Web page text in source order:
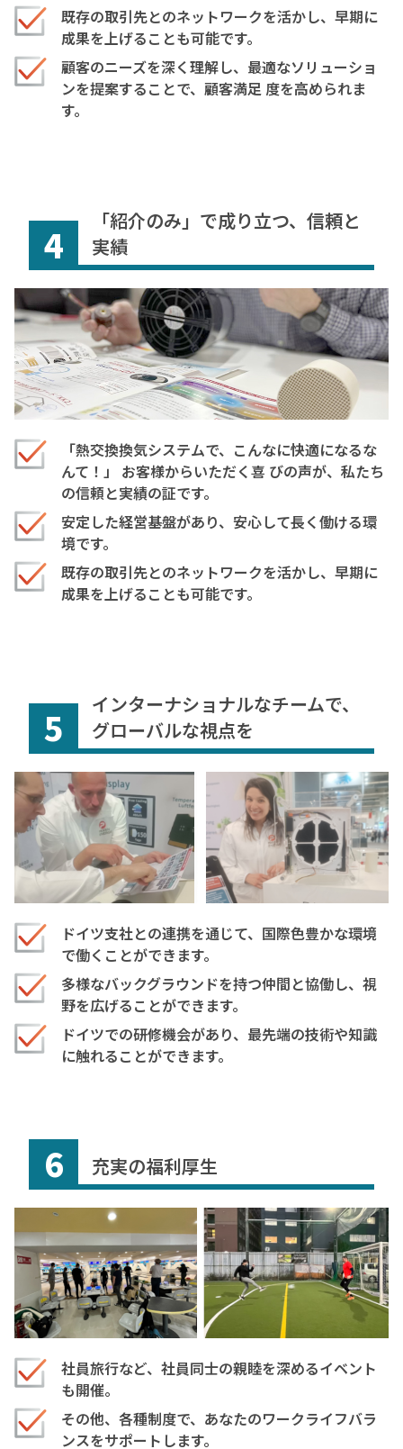
既存の取引先とのネットワークを活かし、早期に
成果を上げることも可能です。
顧客のニーズを深く理解し、最適なソリューショ
ンを提案することで、顧客満足 度を高められま
す。
「紹介のみ」で成り立つ、信頼と
実績
4
「熱交換換気システムで、こんなに快適になるな
んて！」 お客様からいただく喜 びの声が、私たち
の信頼と実績の証です。
安定した経営基盤があり、安心して長く働ける環
境です。
既存の取引先とのネットワークを活かし、早期に
成果を上げることも可能です。
インターナショナルなチームで、
グローバルな視点を
5
ドイツ支社との連携を通じて、国際色豊かな環境
で働くことができます。
多様なバックグラウンドを持つ仲間と協働し、視
野を広げることができます。
ドイツでの研修機会があり、最先端の技術や知識
に触れることができます。
充実の福利厚生
6
社員旅行など、社員同士の親睦を深めるイベント
も開催。
その他、各種制度で、あなたのワークライフバラ
ンスをサポートします。